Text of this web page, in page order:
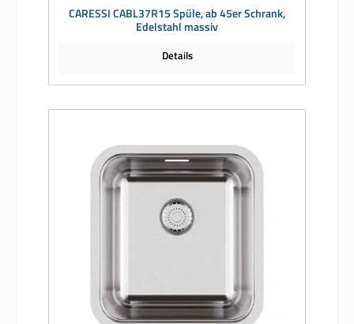
CARESSI CABL37R15 Spüle, ab 45er Schrank,
Edelstahl massiv
Details